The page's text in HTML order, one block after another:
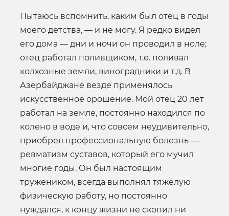
Пытаюсь вспомнить, каким был отец в годы
моего детства, — и не могу. Я редко видел
его дома — дни и ночи он проводил в ноле;
отец работал поливщиком, т.е. поливал
колхозные земли, виноградники и т.д. В
Азербайджане везде применялось
искусственное орошение. Мой отец 20 лет
работал на земле, постоянно находился по
колено в воде и, что совсем неудивительно,
приобрел профессиональную болезнь —
ревматизм суставов, который его мучил
многие годы. Он был настоящим
тружеником, всегда выполнял тяжелую
физическую работу, но постоянно
нуждался, к концу жизни не скопил ни